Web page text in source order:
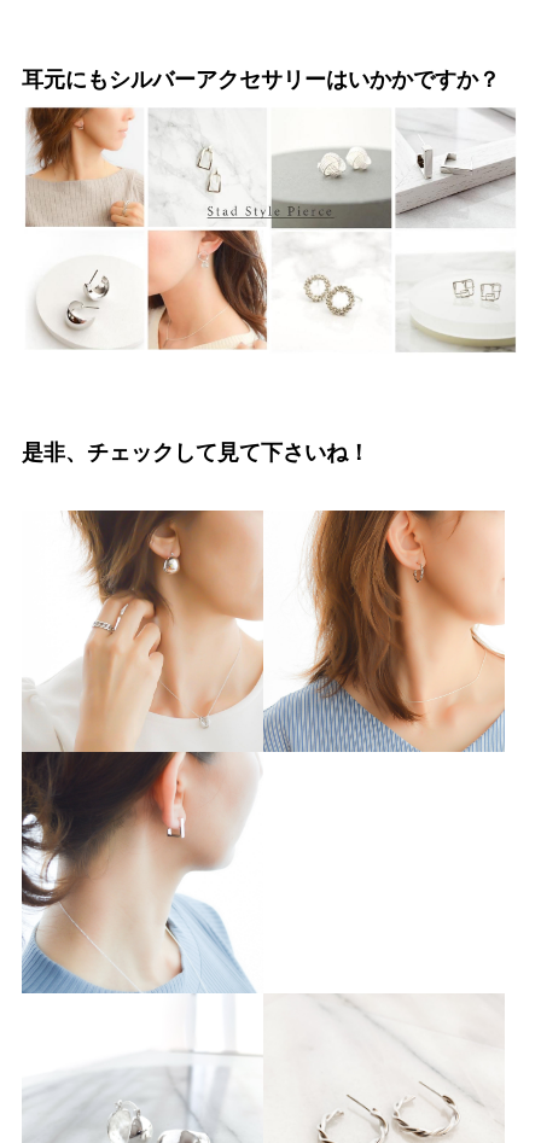
耳元にもシルバーアクセサリーはいかかですか？
是非、チェックして見て下さいね！